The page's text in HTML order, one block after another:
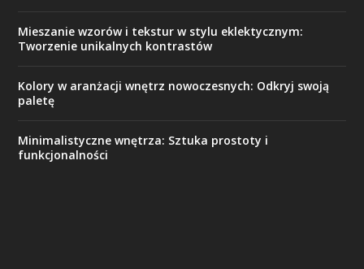
Mieszanie wzorów i tekstur w stylu eklektycznym:
Tworzenie unikalnych kontrastów
Kolory w aranżacji wnętrz nowoczesnych: Odkryj swoją
paletę
Minimalistyczne wnętrza: Sztuka prostoty i
funkcjonalności